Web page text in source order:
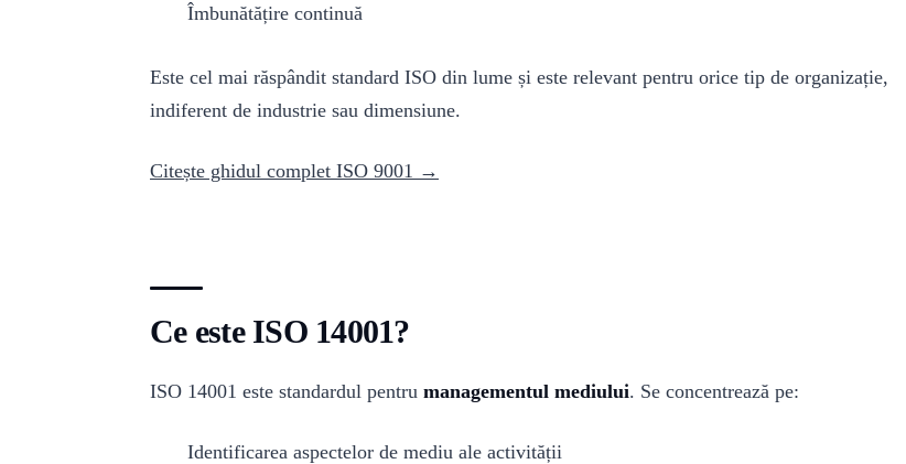
Îmbunătățire continuă
Este cel mai răspândit standard ISO din lume și este relevant pentru orice tip de organizație,
indiferent de industrie sau dimensiune.
Citește ghidul complet ISO 9001 →
Ce este ISO 14001?
ISO 14001 este standardul pentru managementul mediului. Se concentrează pe:
Identificarea aspectelor de mediu ale activității